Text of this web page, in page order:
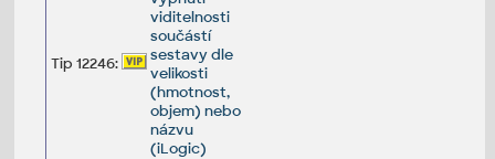
Tip 12246:
viditelnosti
součástí
sestavy dle
velikosti
(hmotnost,
objem) nebo
názvu
(iLogic)